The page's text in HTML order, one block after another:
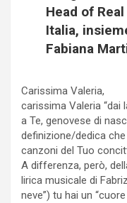
Head of
Italia,
Fabiana
Carissima Valeria,
carissima Valeria “dai
a Te, genovese di
definizione/dedica
canzoni del Tuo
A differenza, però,
lirica musicale di
neve”) tu hai un